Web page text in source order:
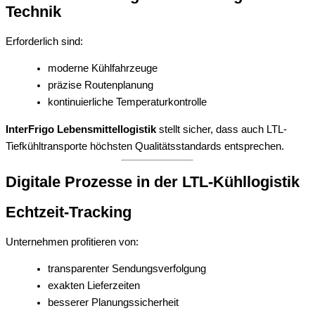
Technik
Erforderlich sind:
moderne Kühlfahrzeuge
präzise Routenplanung
kontinuierliche Temperaturkontrolle
InterFrigo Lebensmittellogistik stellt sicher, dass auch LTL-
Tiefkühltransporte höchsten Qualitätsstandards entsprechen.
Digitale Prozesse in der LTL-Kühllogistik
Echtzeit-Tracking
Unternehmen profitieren von:
transparenter Sendungsverfolgung
exakten Lieferzeiten
besserer Planungssicherheit